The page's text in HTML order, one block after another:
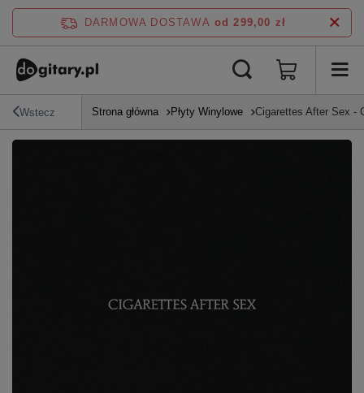
DARMOWA DOSTAWA od 299,00 zł
Wstecz Strona główna Płyty Winylowe Cigarettes After Sex -